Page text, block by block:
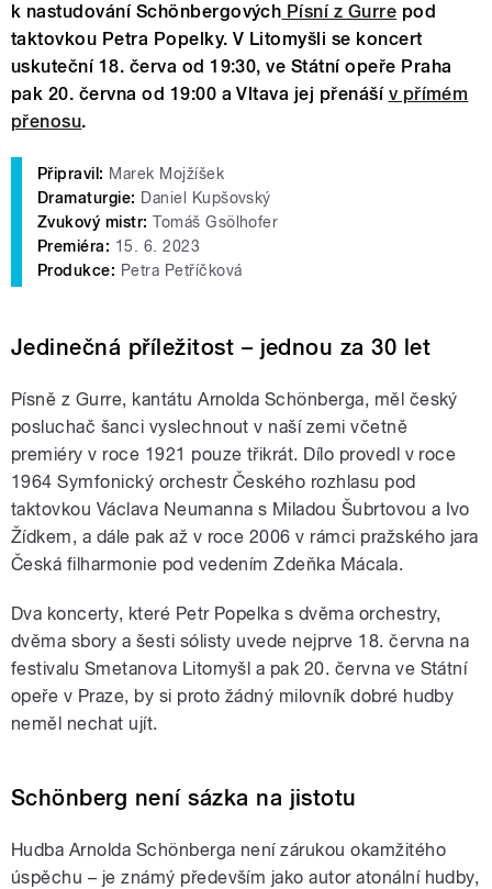
k nastudování Schönbergových Písní z Gurre pod
taktovkou Petra Popelky. V Litomyšli se koncert
uskuteční 18. červa od 19:30, ve Státní opeře Praha
pak 20. června od 19:00 a Vltava jej přenáší v přímém
přenosu.
Připravil: Marek Mojžíšek
Dramaturgie: Daniel Kupšovský
Zvukový mistr: Tomáš Gsölhofer
Premiéra: 15. 6. 2023
Produkce: Petra Petříčková
Jedinečná příležitost – jednou za 30 let
Písně z Gurre, kantátu Arnolda Schönberga, měl český
posluchač šanci vyslechnout v naší zemi včetně
premiéry v roce 1921 pouze třikrát. Dílo provedl v roce
1964 Symfonický orchestr Českého rozhlasu pod
taktovkou Václava Neumanna s Miladou Šubrtovou a Ivo
Žídkem, a dále pak až v roce 2006 v rámci pražského jara
Česká filharmonie pod vedením Zdeňka Mácala.
Dva koncerty, které Petr Popelka s dvěma orchestry,
dvěma sbory a šesti sólisty uvede nejprve 18. června na
festivalu Smetanova Litomyšl a pak 20. června ve Státní
opeře v Praze, by si proto žádný milovník dobré hudby
neměl nechat ujít.
Schönberg není sázka na jistotu
Hudba Arnolda Schönberga není zárukou okamžitého
úspěchu – je známý především jako autor atonální hudby,